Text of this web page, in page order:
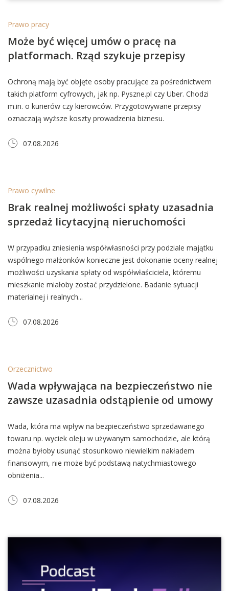
Prawo pracy
Może być więcej umów o pracę na
platformach. Rząd szykuje przepisy
Ochroną mają być objęte osoby pracujące za pośrednictwem
takich platform cyfrowych, jak np. Pyszne.pl czy Uber. Chodzi
m.in. o kurierów czy kierowców. Przygotowywane przepisy
oznaczają wyższe koszty prowadzenia biznesu.
07.08.2026
Prawo cywilne
Brak realnej możliwości spłaty uzasadnia
sprzedaż licytacyjną nieruchomości
W przypadku zniesienia współwłasności przy podziale majątku
wspólnego małżonków konieczne jest dokonanie oceny realnej
możliwości uzyskania spłaty od współwłaściciela, któremu
mieszkanie miałoby zostać przydzielone. Badanie sytuacji
materialnej i realnych...
07.08.2026
Orzecznictwo
Wada wpływająca na bezpieczeństwo nie
zawsze uzasadnia odstąpienie od umowy
Wada, która ma wpływ na bezpieczeństwo sprzedawanego
towaru np. wyciek oleju w używanym samochodzie, ale którą
można byłoby usunąć stosunkowo niewielkim nakładem
finansowym, nie może być podstawą natychmiastowego
obniżenia...
07.08.2026